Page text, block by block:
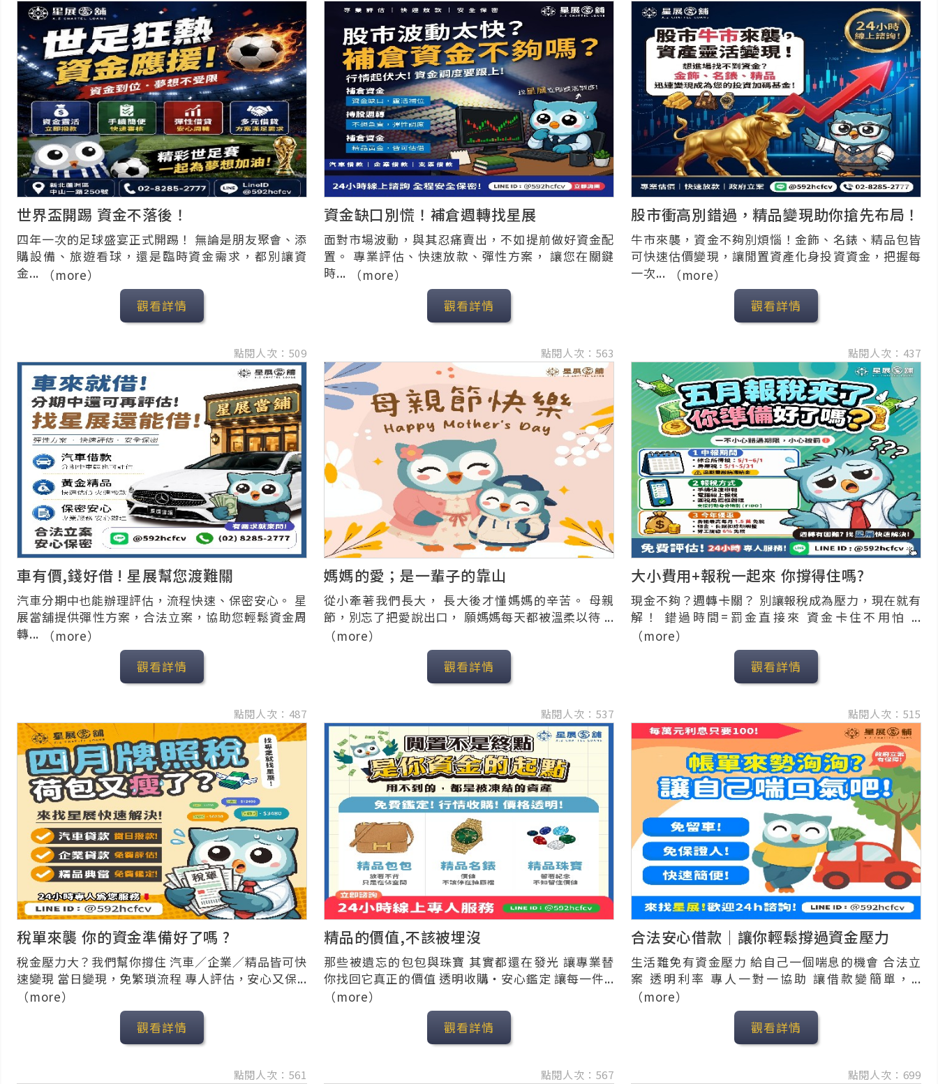
世界盃開踢 資金不落後！
四年一次的足球盛宴正式開踢！ 無論是朋友聚會、添
購設備、旅遊看球，還是臨時資金需求，都別讓資
金...
（more）
觀看詳情
資金缺口別慌！補倉週轉找星展
面對市場波動，與其忍痛賣出，不如提前做好資金配
置。 專業評估、快速放款、彈性方案， 讓您在關鍵
時...
（more）
觀看詳情
股市衝高別錯過，精品變現助你搶先布局！
牛市來襲，資金不夠別煩惱！金飾、名錶、精品包皆
可快速估價變現，讓閒置資產化身投資資金，把握每
一次...
（more）
觀看詳情
點閱人次：509
車有價,錢好借 ! 星展幫您渡難關
汽車分期中也能辦理評估，流程快速、保密安心。 星
展當舖提供彈性方案，合法立案，協助您輕鬆資金周
轉...
（more）
觀看詳情
點閱人次：563
媽媽的愛；是一輩子的靠山
從小牽著我們長大， 長大後才懂媽媽的辛苦。 母親
節，別忘了把愛說出口， 願媽媽每天都被溫柔以待 ...
（more）
觀看詳情
點閱人次：437
大小費用+報稅一起來 你撐得住嗎?
現金不夠？週轉卡關？ 別讓報稅成為壓力，現在就有
解！ 錯過時間=罰金直接來 資金卡住不用怕 ...
（more）
觀看詳情
點閱人次：487
稅單來襲 你的資金準備好了嗎 ?
稅金壓力大？我們幫你撐住 汽車／企業／精品皆可快
速變現 當日變現，免繁瑣流程 專人評估，安心又保...
（more）
觀看詳情
點閱人次：537
精品的價值,不該被埋沒
那些被遺忘的包包與珠寶 其實都還在發光 讓專業替
你找回它真正的價值 透明收購・安心鑑定 讓每一件...
（more）
觀看詳情
點閱人次：515
合法安心借款｜讓你輕鬆撐過資金壓力
生活難免有資金壓力 給自己一個喘息的機會 合法立
案 透明利率 專人一對一協助 讓借款變簡單，...
（more）
觀看詳情
點閱人次：561 點閱人次：567 點閱人次：699